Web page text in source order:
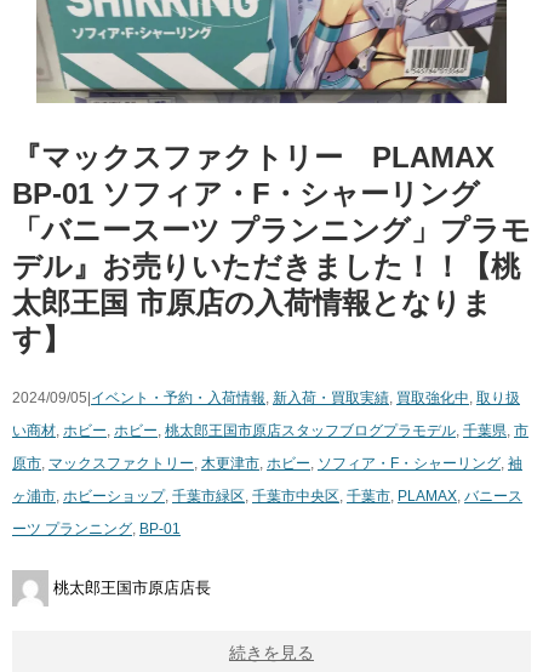
『マックスファクトリー PLAMAX
BP-01 ソフィア・F・シャーリング
「バニースーツ プランニング」プラモ
デル』お売りいただきました！！【桃
太郎王国 市原店の入荷情報となりま
す】
2024/09/05| イベント・予約・入荷情報, 新入荷・買取実績, 買取強化中, 取り扱
い商材, ホビー, ホビー, 桃太郎王国市原店スタッフブログプラモデル, 千葉県, 市
原市, マックスファクトリー, 木更津市, ホビー, ソフィア・F・シャーリング, 袖
ヶ浦市, ホビーショップ, 千葉市緑区, 千葉市中央区, 千葉市, PLAMAX, バニース
ーツ プランニング, BP-01
桃太郎王国市原店店長
続きを見る